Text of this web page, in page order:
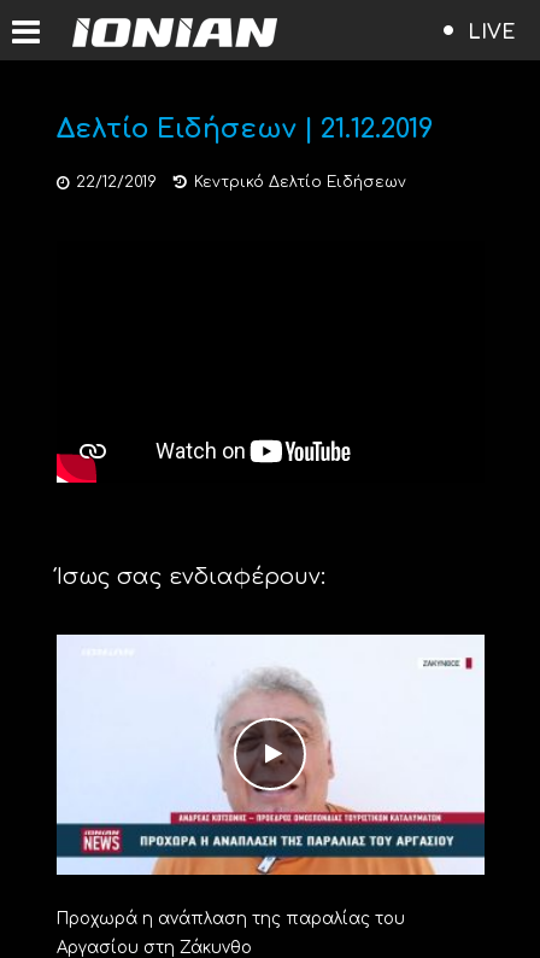
LIVE
Δελτίο Ειδήσεων | 21.12.2019
22/12/2019 Κεντρικό Δελτίο Ειδήσεων
Ίσως σας ενδιαφέρουν:
Προχωρά η ανάπλαση της παραλίας του
Αργασίου στη Ζάκυνθο